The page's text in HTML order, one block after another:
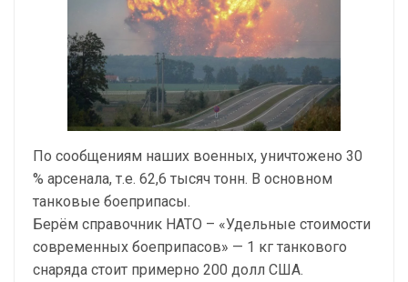
По сообщениям наших военных, уничтожено 30
% арсенала, т.е. 62,6 тысяч тонн. В основном
танковые боеприпасы.
Берём справочник НАТО – «Удельные стоимости
современных боеприпасов» — 1 кг танкового
снаряда стоит примерно 200 долл США.